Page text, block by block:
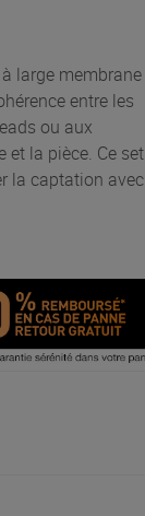
large membrane
entre les
ou aux
et la pièce. Ce set
la captation avec